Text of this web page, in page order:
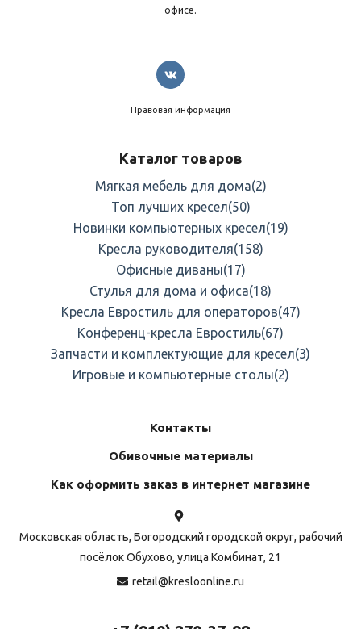
офисе.
Правовая информация
Каталог товаров
Мягкая мебель для дома(2)
Топ лучших кресел(50)
Новинки компьютерных кресел(19)
Кресла руководителя(158)
Офисные диваны(17)
Стулья для дома и офиса(18)
Кресла Евростиль для операторов(47)
Конференц-кресла Евростиль(67)
Запчасти и комплектующие для кресел(3)
Игровые и компьютерные столы(2)
Контакты
Обивочные материалы
Как оформить заказ в интернет магазине
Московская область, Богородский городской округ, рабочий
посёлок Обухово, улица Комбинат, 21
retail@kresloonline.ru